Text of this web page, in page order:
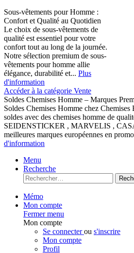
Sous-vêtements pour Homme :
Confort et Qualité au Quotidien
Le choix de sous-vêtements de
qualité est essentiel pour votre
confort tout au long de la journée.
Notre sélection premium de sous-
vêtements pour homme allie
élégance, durabilité et... Plus
d'information
Accéder à la catégorie Vente
Soldes Chemises Homme – Marques
Soldes Chemises Homme chez
soldes avec des chemises homme de
SEIDENSTICKER , MARVELIS ,
meilleures marques européennes en
d'information
Menu
Recherche
Mémo
Mon compte
Fermer menu
Mon compte
Se connecterou s'inscrire
Mon compte
Profil